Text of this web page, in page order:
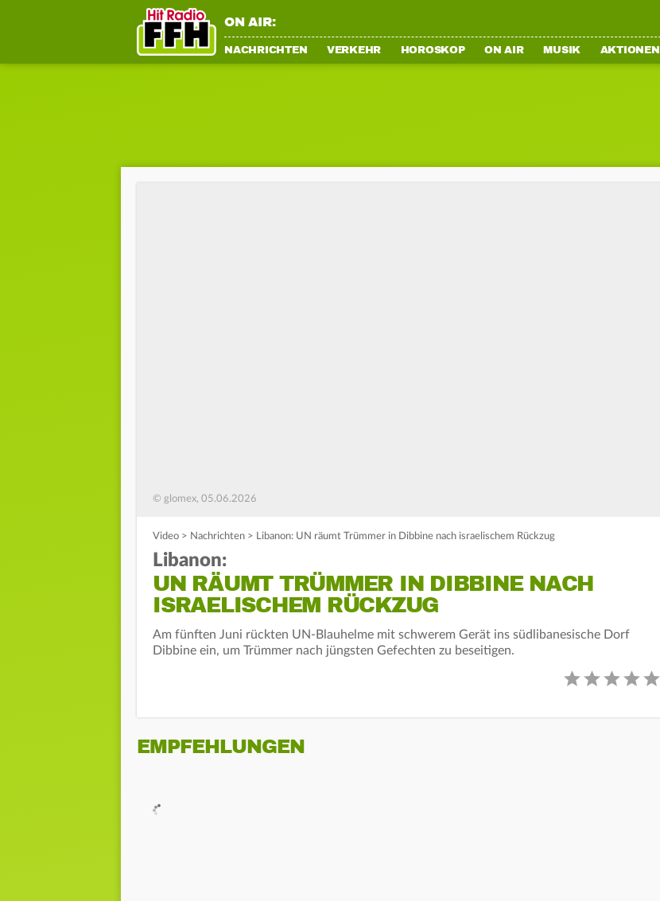
ON AIR:
NACHRICHTEN VERKEHR HOROSKOP ON AIR MUSIK AKTIONEN
© glomex, 05.06.2026
Video > Nachrichten > Libanon: UN räumt Trümmer in Dibbine nach israelischem Rückzug
Libanon:
UN RÄUMT TRÜMMER IN DIBBINE NACH
ISRAELISCHEM RÜCKZUG
Am fünften Juni rückten UN-Blauhelme mit schwerem Gerät ins südlibanesische Dorf
Dibbine ein, um Trümmer nach jüngsten Gefechten zu beseitigen.
EMPFEHLUNGEN